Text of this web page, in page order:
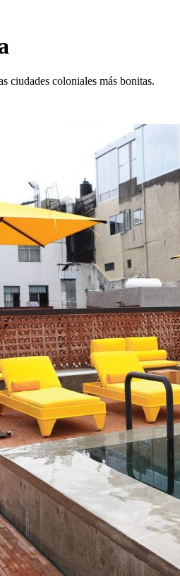
ciudades coloniales más bonitas.